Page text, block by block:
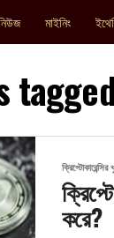
মাইনিং
ক্রিপ্টোকারেন্সির
করে?